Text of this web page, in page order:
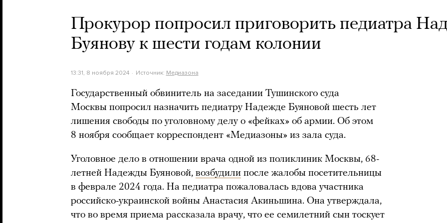
Прокурор попросил приговорить педиатра
Буянову к шести годам колонии
13:31, 8 ноября 2024 Источник: Медиазона
Государственный обвинитель на заседании Тушинского суда
Москвы попросил назначить педиатру Надежде Буяновой шесть лет
лишения свободы по уголовному делу о «фейках» об армии. Об этом
8 ноября сообщает корреспондент «Медиазоны» из зала суда.
Уголовное дело в отношении врача одной из поликлиник Москвы, 68-
летней Надежды Буяновой, возбудили после жалобы посетительницы
в феврале 2024 года. На педиатра пожаловалась вдова участника
российско-украинской войны Анастасия Акиньшина. Она утверждала,
что во время приема рассказала врачу, что ее семилетний сын тоскует